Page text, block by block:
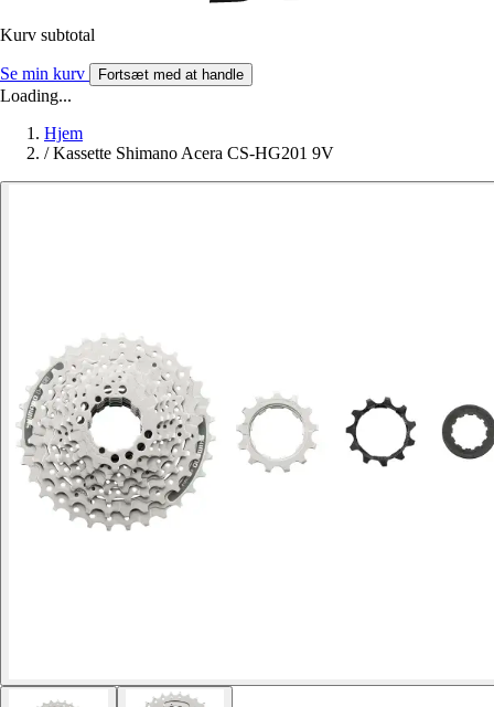
Kurv subtotal
Se min kurv Fortsæt med at handle
Loading...
Hjem
/ Kassette Shimano Acera CS-HG201 9V